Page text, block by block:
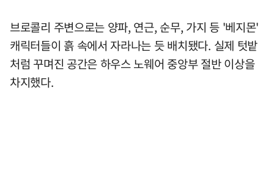
브로콜리 주변으로는 양파, 연근, 순무, 가지 등 '베지몬'
캐릭터들이 흙 속에서 자라나는 듯 배치됐다. 실제 텃밭
처럼 꾸며진 공간은 하우스 노웨어 중앙부 절반 이상을
차지했다.